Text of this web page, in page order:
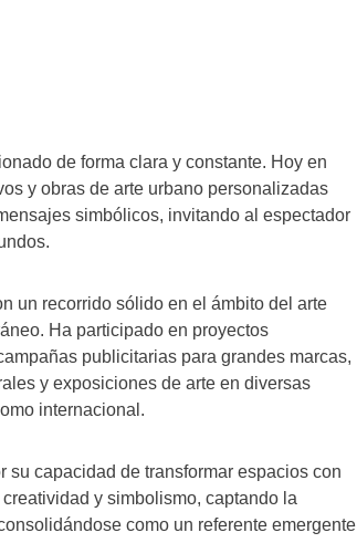
de forma clara y constante. Hoy en
y obras de arte urbano personalizadas
simbólicos, invitando al espectador
un recorrido sólido en el ámbito del arte
Ha participado en proyectos
publicitarias para grandes marcas,
y exposiciones de arte en diversas
internacional.
su capacidad de transformar espacios con
y simbolismo, captando la
como un referente emergente